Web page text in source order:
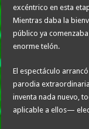
excéntrico en esta
Mientras daba la
público ya
enorme telón.
El espectáculo
parodia
inventa nada nuevo,
aplicable a ellos—